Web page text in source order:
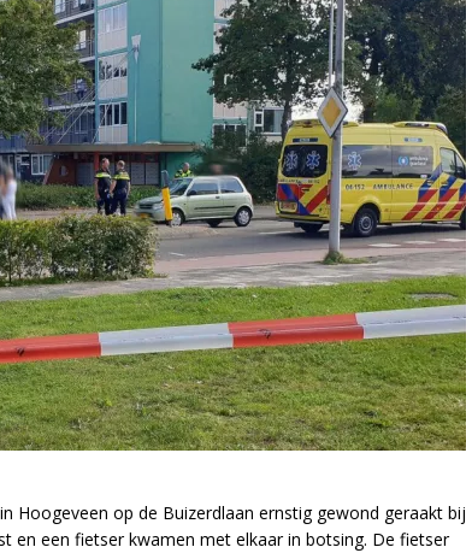
Hoogeveen op de Buizerdlaan ernstig gewond geraakt bij
en een fietser kwamen met elkaar in botsing. De fietser